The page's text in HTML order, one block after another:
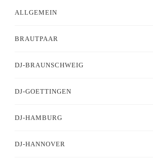
ALLGEMEIN
BRAUTPAAR
DJ-BRAUNSCHWEIG
DJ-GOETTINGEN
DJ-HAMBURG
DJ-HANNOVER